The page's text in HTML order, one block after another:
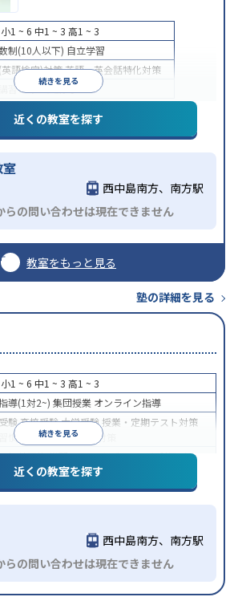
続きを見る
小1 ~ 6 中1 ~ 3 高1 ~ 3
制(10人以下) 自立学習
語検定)対策英語・英会話特化対策
講習のみの受講可
近くの教室を探す
西中島南方、南方駅
らの問い合わせは現在できません
教室をもっと見る
塾の詳細を見る
続きを見る
小1 ~ 6 中1 ~ 3 高1 ~ 3
導(1対2~) 集団授業 オンライン指導
験高校受験大学受験 授業・定期テスト対策
習慣の定着科目別特化対策
振替可能学習にPC・タブレットを利用オン
ン対応1科目から受講可能
近くの教室を探す
西中島南方、南方駅
らの問い合わせは現在できません